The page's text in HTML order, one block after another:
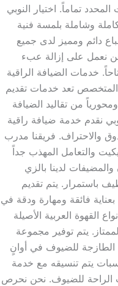
تماماً. اختيار النوبي
وشاملة بلمسة فنية
دائم ومميز لدى جميع
نعمل على إزالة عبء
خدمات الضيافة الراقية
المتخصص تعد خدمات تقديم
من تقاليد الضيافة
نقدم خدمة ضيافة راقية
والاحتراف. فريقنا مدرب
والتعامل المهذب جداً
لدينا بالزي
باستمرار. يتم تقديم
فائقة ومهارة ودقة في
القهوة العربية الأصيلة
يتم توفير مجموعة
الطازجة للضيوف في أوانٍ
يتم تنسيقه مع خدمة
الراحة للضيوف. نحن نحرص